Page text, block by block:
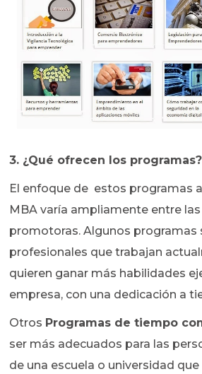
3. ¿Qué ofrecen los programas?
El enfoque de estos programas
MBA varía ampliamente entre
promotoras. Algunos programas
profesionales que trabajan
quieren ganar más habilidades
empresa, con una dedicación a
Otros Programas de tiempo
ser más adecuados para las
de una escuela o universidad